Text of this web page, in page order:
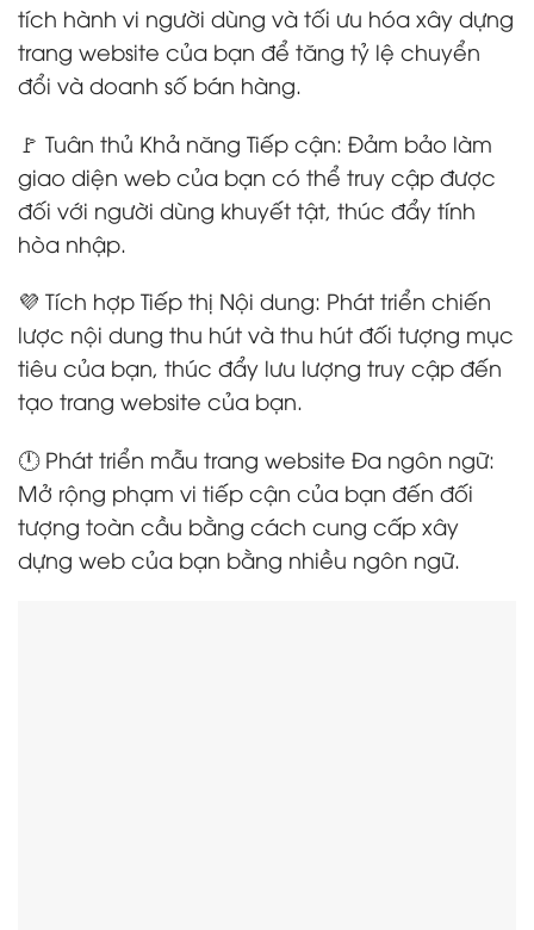
tích hành vi người dùng và tối ưu hóa xây dựng
trang website của bạn để tăng tỷ lệ chuyển
đổi và doanh số bán hàng.
🚩 Tuân thủ Khả năng Tiếp cận: Đảm bảo làm
giao diện web của bạn có thể truy cập được
đối với người dùng khuyết tật, thúc đẩy tính
hòa nhập.
💜 Tích hợp Tiếp thị Nội dung: Phát triển chiến
lược nội dung thu hút và thu hút đối tượng mục
tiêu của bạn, thúc đẩy lưu lượng truy cập đến
tạo trang website của bạn.
🕛 Phát triển mẫu trang website Đa ngôn ngữ:
Mở rộng phạm vi tiếp cận của bạn đến đối
tượng toàn cầu bằng cách cung cấp xây
dựng web của bạn bằng nhiều ngôn ngữ.